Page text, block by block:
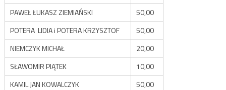
PAWEŁ ŁUKASZ ZIEMIAŃSKI
50,00
POTERA LIDIA i POTERA KRZYSZTOF
50,00
NIEMCZYK MICHAŁ
20,00
SŁAWOMIR PIĄTEK
10,00
KAMIL JAN KOWALCZYK
50,00